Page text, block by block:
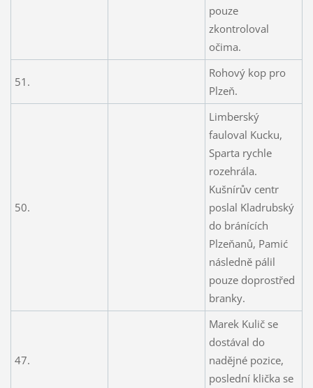
pouze
zkontroloval
očima.
51.
Rohový kop pro
Plzeň.
50.
Limberský
fauloval Kucku,
Sparta rychle
rozehrála.
Kušnírův centr
poslal Kladrubský
do bránících
Plzeňanů, Pamić
následně pálil
pouze doprostřed
branky.
47.
Marek Kulič se
dostával do
nadějné pozice,
poslední klička se